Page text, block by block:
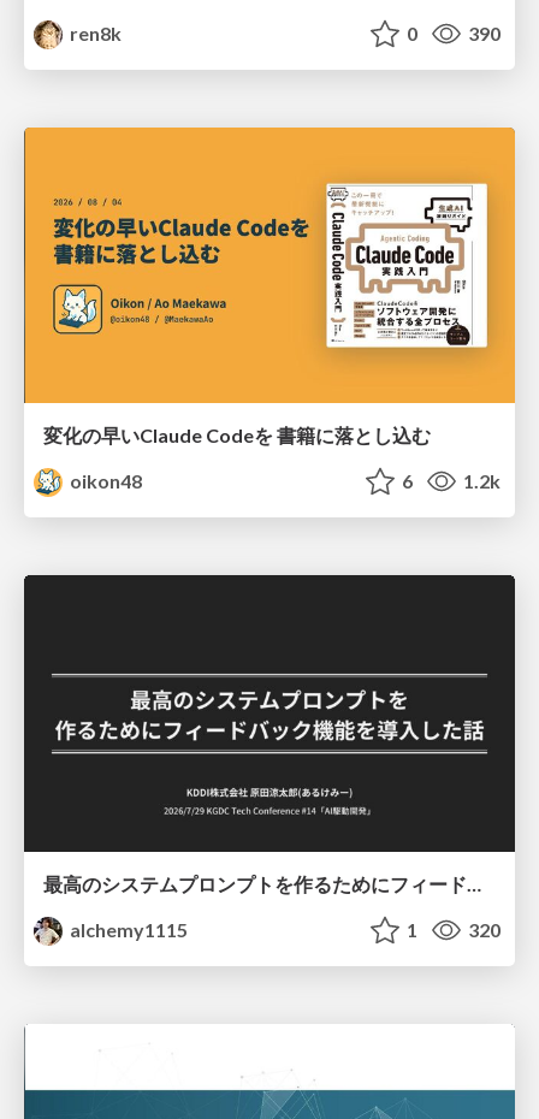
ren8k
0 390
変化の早いClaude Codeを 書籍に落とし込む
oikon48
6 1.2k
alchemy1115
1 320